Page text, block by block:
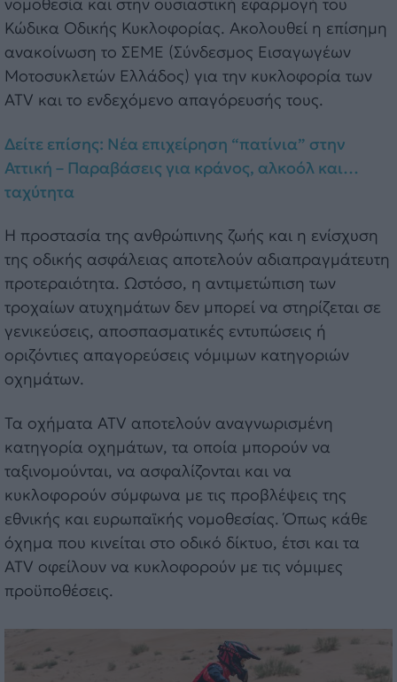
νομοθεσία και στην ουσιαστική εφαρμογή του
Κώδικα Οδικής Κυκλοφορίας. Ακολουθεί η επίσημη
ανακοίνωση το ΣΕΜΕ (Σύνδεσμος Εισαγωγέων
Μοτοσυκλετών Ελλάδος) για την κυκλοφορία των
ATV και το ενδεχόμενο απαγόρευσής τους.
Δείτε επίσης: Νέα επιχείρηση “πατίνια” στην
Αττική – Παραβάσεις για κράνος, αλκοόλ και…
ταχύτητα
Η προστασία της ανθρώπινης ζωής και η ενίσχυση
της οδικής ασφάλειας αποτελούν αδιαπραγμάτευτη
προτεραιότητα. Ωστόσο, η αντιμετώπιση των
τροχαίων ατυχημάτων δεν μπορεί να στηρίζεται σε
γενικεύσεις, αποσπασματικές εντυπώσεις ή
οριζόντιες απαγορεύσεις νόμιμων κατηγοριών
οχημάτων.
Τα οχήματα ATV αποτελούν αναγνωρισμένη
κατηγορία οχημάτων, τα οποία μπορούν να
ταξινομούνται, να ασφαλίζονται και να
κυκλοφορούν σύμφωνα με τις προβλέψεις της
εθνικής και ευρωπαϊκής νομοθεσίας. Όπως κάθε
όχημα που κινείται στο οδικό δίκτυο, έτσι και τα
ATV οφείλουν να κυκλοφορούν με τις νόμιμες
προϋποθέσεις.